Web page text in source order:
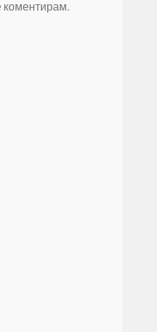
коментирам.